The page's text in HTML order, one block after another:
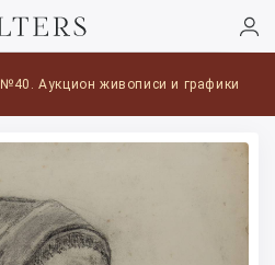
№40. Аукцион живописи и графики